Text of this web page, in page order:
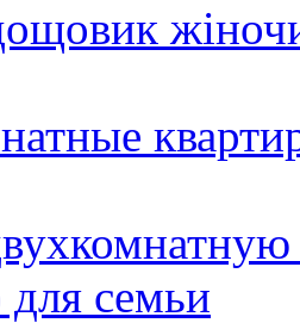
для семьи